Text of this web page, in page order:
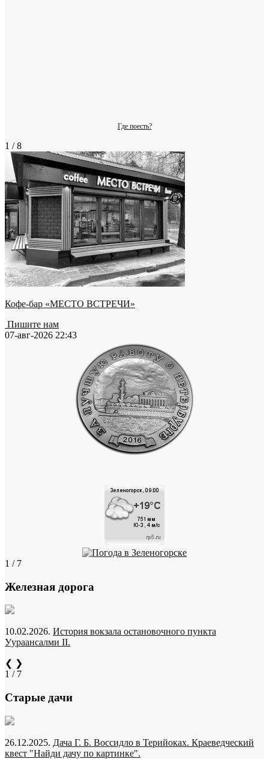
Где поесть?
1 / 8
Кофе-бар «МЕСТО ВСТРЕЧИ»
Пишите нам
07-авг-2026 22:43
1 / 7
Железная дорога
10.02.2026. История вокзала остановочного пункта
Уураансалми II.
❮ ❯
1 / 7
Старые дачи
26.12.2025. Дача Г. Б. Воссидло в Терийоках. Краеведческий
квест "Найди дачу по картинке".